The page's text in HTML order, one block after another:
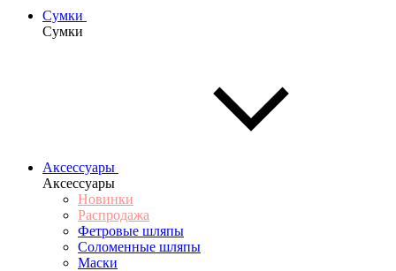
Сумки
Сумки
Аксессуары
Аксессуары
Новинки
Распродажа
Фетровые шляпы
Соломенные шляпы
Маски